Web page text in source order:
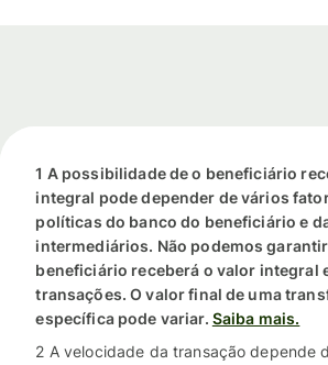
1 A possibilidade de o beneficiário
integral pode depender de vários
políticas do banco do beneficiário e
intermediários. Não podemos
beneficiário receberá o valor integral
transações. O valor final de uma
específica pode variar. Saiba mais.
2 A velocidade da transação depende